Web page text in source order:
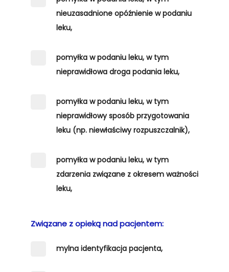
nieuzasadnione opóźnienie w podaniu
leku,
pomyłka w podaniu leku, w tym
nieprawidłowa droga podania leku,
pomyłka w podaniu leku, w tym
nieprawidłowy sposób przygotowania
leku (np. niewłaściwy rozpuszczalnik),
pomyłka w podaniu leku, w tym
zdarzenia związane z okresem ważności
leku,
Związane z opieką nad pacjentem:
mylna identyfikacja pacjenta,